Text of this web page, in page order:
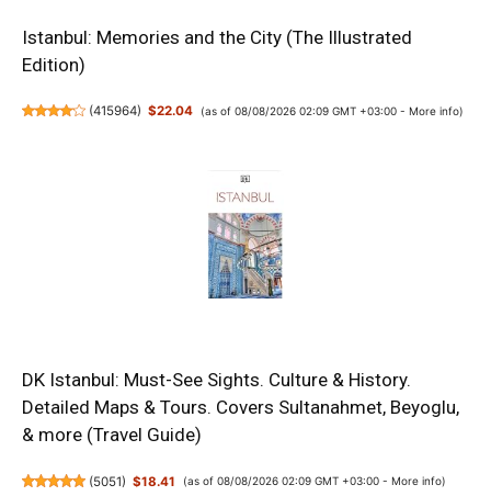
Istanbul: Memories and the City (The Illustrated
Edition)
(415964) $22.04 (as of 08/08/2026 02:09 GMT +03:00 - More info)
DK Istanbul: Must-See Sights. Culture & History.
Detailed Maps & Tours. Covers Sultanahmet, Beyoglu,
& more (Travel Guide)
(5051) $18.41 (as of 08/08/2026 02:09 GMT +03:00 - More info)